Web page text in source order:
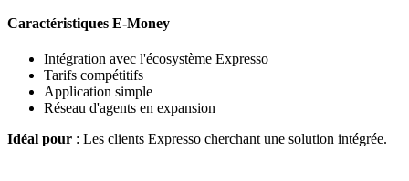
Caractéristiques E-Money
Intégration avec l'écosystème Expresso
Tarifs compétitifs
Application simple
Réseau d'agents en expansion
Idéal pour : Les clients Expresso cherchant une solution intégrée.